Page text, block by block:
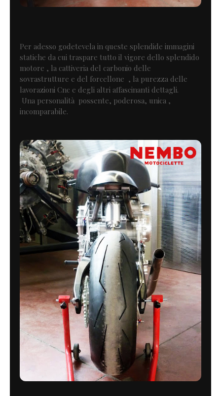
Per adesso godetevela in queste splendide immagini
statiche da cui traspare tutto il vigore dello splendido
motore , la cattiveria del carbonio delle
sovrastrutture e del forcellone , la purezza delle
lavorazioni Cnc e degli altri affascinanti dettagli.
Una personalità possente, poderosa, unica ,
incomparabile.